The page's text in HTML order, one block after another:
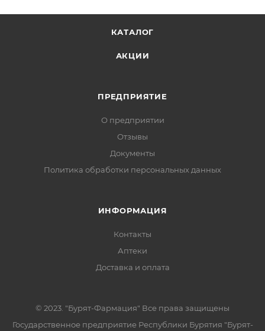
КАТАЛОГ
АКЦИИ
ПРЕДПРИЯТИЕ
О предприятии
Отзывы
Документы
Политика обработки персональных данных
ИНФОРМАЦИЯ
Контакты
Аптеки
Доставка и оплата
© 2023. "Бурят-Фармация" Все права защищены
Государственное предприятие Республики Бурятия "Бурят-